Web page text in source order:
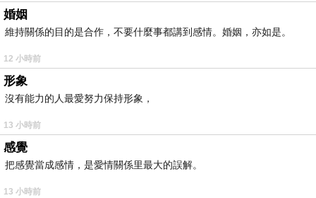
婚姻
維持關係的目的是合作，不要什麼事都講到感情。婚姻，亦如是。
12 小時前
形象
沒有能力的人最愛努力保持形象，
13 小時前
感覺
把感覺當成感情，是愛情關係里最大的誤解。
13 小時前